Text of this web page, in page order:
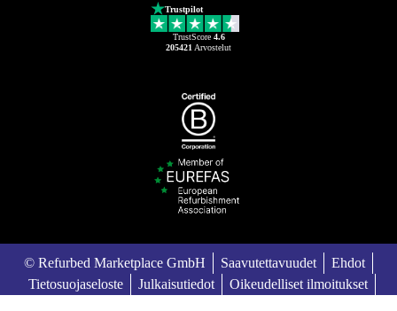
Trustpilot
TrustScore 4.6
205421 Arvostelut
© Refurbed Marketplace GmbH Saavutettavuudet
Ehdot
Tietosuojaseloste
Julkaisutiedot
Oikeudelliset ilmoitukset